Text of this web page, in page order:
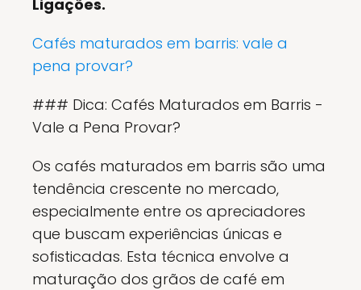
Ligações.
Cafés maturados em barris: vale a
pena provar?
### Dica: Cafés Maturados em Barris -
Vale a Pena Provar?
Os cafés maturados em barris são uma
tendência crescente no mercado,
especialmente entre os apreciadores
que buscam experiências únicas e
sofisticadas. Esta técnica envolve a
maturação dos grãos de café em